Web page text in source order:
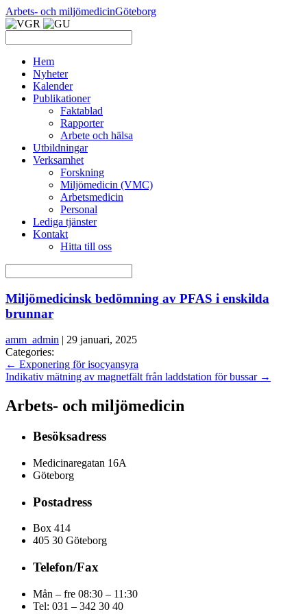
Arbets- och miljömedicinGöteborg
Hem
Nyheter
Kalender
Publikationer
Faktablad
Rapporter
Arbete och hälsa
Utbildningar
Verksamhet
Forskning
Miljömedicin (VMC)
Arbetsmedicin
Personal
Lediga tjänster
Kontakt
Hitta till oss
Miljömedicinsk bedömning av PFAS i enskilda
brunnar
amm_admin | 29 januari, 2025
Categories:
← Exponering för isocyansyra
Indikativ mätning av magnetfält från laddstation för bussar →
Arbets- och miljömedicin
Besöksadress
Medicinaregatan 16A
Göteborg
Postadress
Box 414
405 30 Göteborg
Telefon/Fax
Mån – fre 08:30 – 11:30
Tel: 031 – 342 30 40